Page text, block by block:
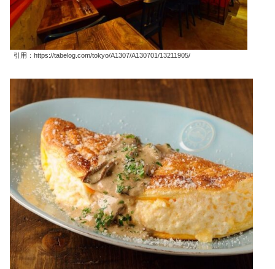
引用：https://tabelog.com/tokyo/A1307/A130701/13211905/